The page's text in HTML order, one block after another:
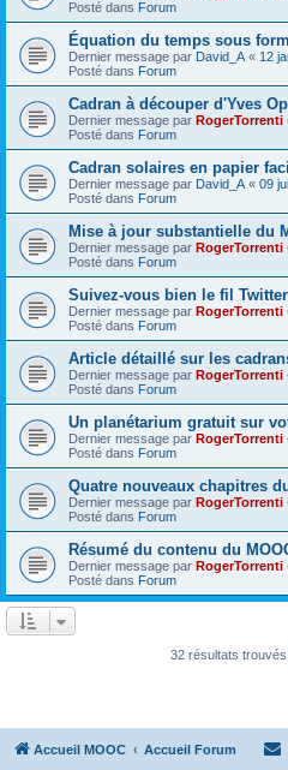
Posté dans Forum
Équation du temps sous
Dernier message par David_A « 12
Posté dans Forum
Cadran à découper d'Yves
Dernier message par RogerTorrenti
Posté dans Forum
Cadran solaires en papier
Dernier message par David_A « 09
Posté dans Forum
Mise à jour substantielle du
Dernier message par RogerTorrenti
Posté dans Forum
Suivez-vous bien le fil
Dernier message par RogerTorrenti
Posté dans Forum
Article détaillé sur les
Dernier message par RogerTorrenti
Posté dans Forum
Un planétarium gratuit sur
Dernier message par RogerTorrenti
Posté dans Forum
Quatre nouveaux chapitres
Dernier message par RogerTorrenti
Posté dans Forum
Résumé du contenu du
Dernier message par RogerTorrenti
Posté dans Forum
32 résultats trouvés
Accueil MOOC Accueil Forum